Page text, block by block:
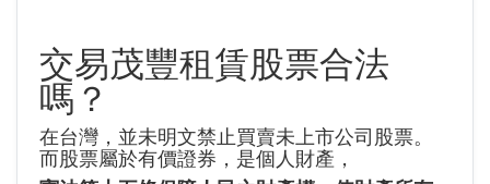
交易茂豐租賃股票合法
嗎？
在台灣，並未明文禁止買賣未上市公司股票。
而股票屬於有價證券，是個人財產，